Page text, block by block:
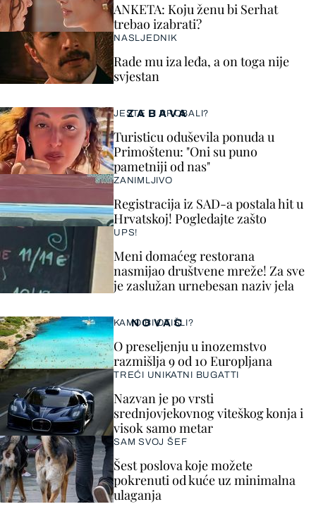
ZABAVA
JESTE LI PROBALI?
Turisticu oduševila ponuda u
Primoštenu: "Oni su puno
pametniji od nas"
ZANIMLJIVO
Registracija iz SAD-a postala hit u
Hrvatskoj! Pogledajte zašto
UPS!
Meni domaćeg restorana
nasmijao društvene mreže! Za sve
je zaslužan urnebesan naziv jela
ANKETA: Koju ženu bi Serhat
trebao izabrati?
NASLJEDNIK
Rade mu iza leđa, a on toga nije
svjestan
NOVAC
KAMO BI OTIŠLI?
O preseljenju u inozemstvo
razmišlja 9 od 10 Europljana
TREĆI UNIKATNI BUGATTI
Nazvan je po vrsti
srednjovjekovnog viteškog konja i
visok samo metar
SAM SVOJ ŠEF
Šest poslova koje možete
pokrenuti od kuće uz minimalna
ulaganja